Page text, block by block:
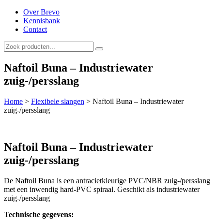
Over Brevo
Kennisbank
Contact
Naftoil Buna – Industriewater
zuig-/persslang
Home > Flexibele slangen > Naftoil Buna – Industriewater
zuig-/persslang
Naftoil Buna – Industriewater
zuig-/persslang
De Naftoil Buna is een antracietkleurige PVC/NBR zuig-/persslang
met een inwendig hard-PVC spiraal. Geschikt als industriewater
zuig-/persslang
Technische gegevens: